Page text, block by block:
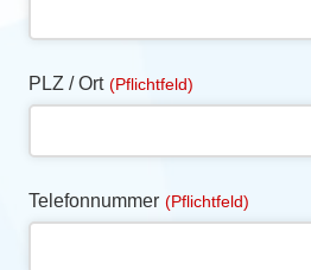
PLZ / Ort (Pflichtfeld)
Telefonnummer (Pflichtfeld)